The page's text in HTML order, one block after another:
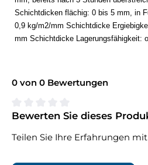
Schichtdicken flächig: 0 bis 5 mm, in
0,9 kg/m2/mm Schichtdicke
mm Schichtdicke Lagerungsfähigkeit:
0 von 0 Bewertungen
Durchschnittliche Bewertung
Bewerten Sie dieses
Teilen Sie Ihre Erfahrungen